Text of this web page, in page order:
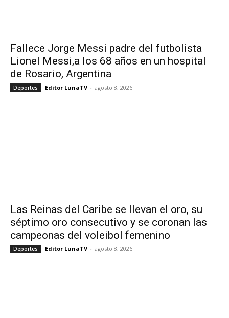
Fallece Jorge Messi padre del futbolista
Lionel Messi,a los 68 años en un hospital
de Rosario, Argentina
Deportes Editor LunaTV - agosto 8, 2026
Las Reinas del Caribe se llevan el oro, su
séptimo oro consecutivo y se coronan las
campeonas del voleibol femenino
Deportes Editor LunaTV - agosto 8, 2026